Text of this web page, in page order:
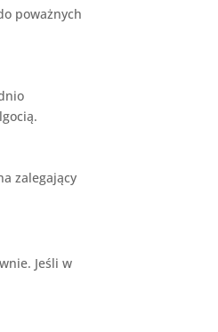
poważnych
zalegający
Jeśli w